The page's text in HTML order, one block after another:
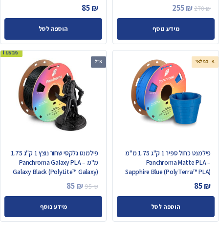
270₪
המחיר
המקורי
270 ₪.
255₪
הנוכחי
הוא:
255 ₪.
מידע נוסף
85₪
הוספה לסל
4 במלאי
פילמנט כחול ספיר 1 ק"ג 1.75 מ"מ
– Panchroma Matte PLA
Sapphire Blue (PolyTerra™ PLA)
85₪
הוספה לסל
אזל
מבצע!
פילמנט גלקסי שחור נוצץ 1 ק"ג 1.75
מ"מ – Panchroma Galaxy PLA
Galaxy Black (PolyLite™ Galaxy)
95₪
המחיר
המקורי
95 ₪.
85₪
הנוכחי
הוא:
85 ₪.
מידע נוסף